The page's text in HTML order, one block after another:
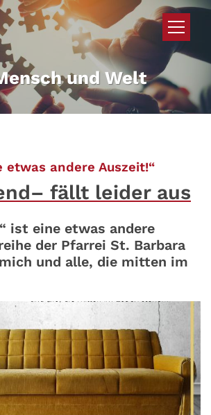
und Welt
etwas andere Auszeit!“:
fällt leider aus
ist eine etwas andere
der Pfarrei St. Barbara
und alle, die mitten im